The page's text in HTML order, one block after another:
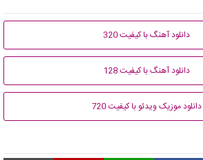
دانلود آهنگ با کیفیت 320
دانلود آهنگ با کیفیت 128
دانلود موزیک ویدئو با کیفیت 720